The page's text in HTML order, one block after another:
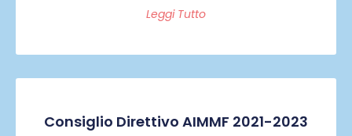
Leggi Tutto
Consiglio Direttivo AIMMF 2021-2023